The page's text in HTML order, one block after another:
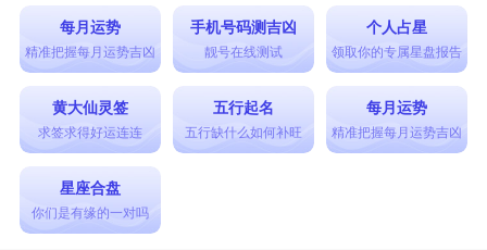
每月运势
精准把握每月运势吉凶
手机号码测吉凶
靓号在线测试
个人占星
领取你的专属星盘报告
黄大仙灵签
求签求得好运连连
五行起名
五行缺什么如何补旺
每月运势
精准把握每月运势吉凶
星座合盘
你们是有缘的一对吗